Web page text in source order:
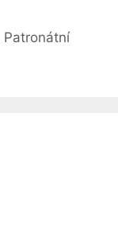
Patronátní